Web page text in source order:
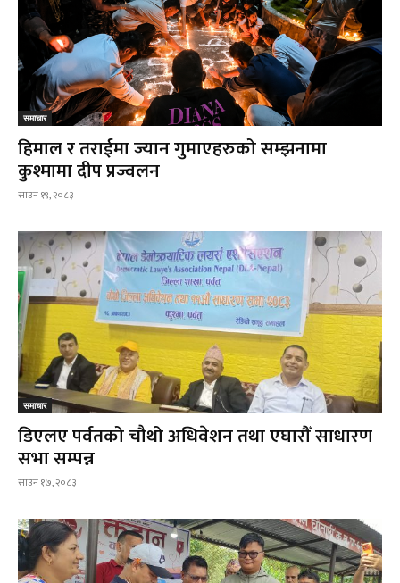
समाचार
हिमाल र तराईमा ज्यान गुमाएहरुको सम्झनामा
कुश्मामा दीप प्रज्वलन
साउन १९, २०८३
समाचार
डिएलए पर्वतको चौथो अधिवेशन तथा एघारौँ साधारण
सभा सम्पन्न
साउन १७, २०८३